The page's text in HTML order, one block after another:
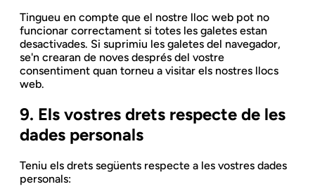
Tingueu en compte que el nostre lloc web pot no
funcionar correctament si totes les galetes estan
desactivades. Si suprimiu les galetes del navegador,
se'n crearan de noves després del vostre
consentiment quan torneu a visitar els nostres llocs
web.
9. Els vostres drets respecte de les
dades personals
Teniu els drets següents respecte a les vostres dades
personals: